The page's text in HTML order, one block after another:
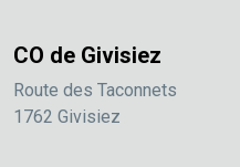
CO de Givisiez
Route des Taconnets
1762 Givisiez